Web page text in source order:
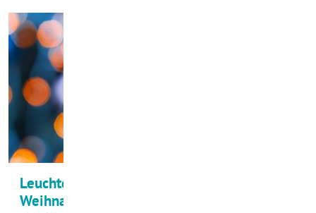
Leuchtdioden im Advent und zu
Weihnachten